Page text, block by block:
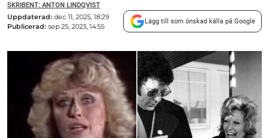
SKRIBENT: ANTON LINDQVIST
Uppdaterad: dec 11, 2025, 18:29
Publicerad: sep 25, 2023, 14:55
Lägg till som önskad källa på Google